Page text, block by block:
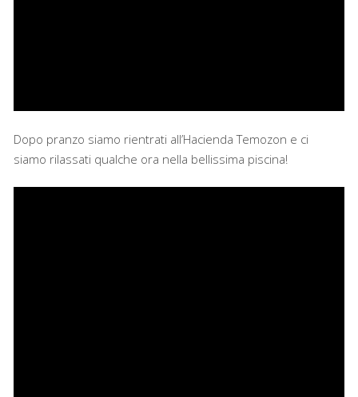
Dopo pranzo siamo rientrati all’Hacienda Temozon e ci
siamo rilassati qualche ora nella bellissima piscina!